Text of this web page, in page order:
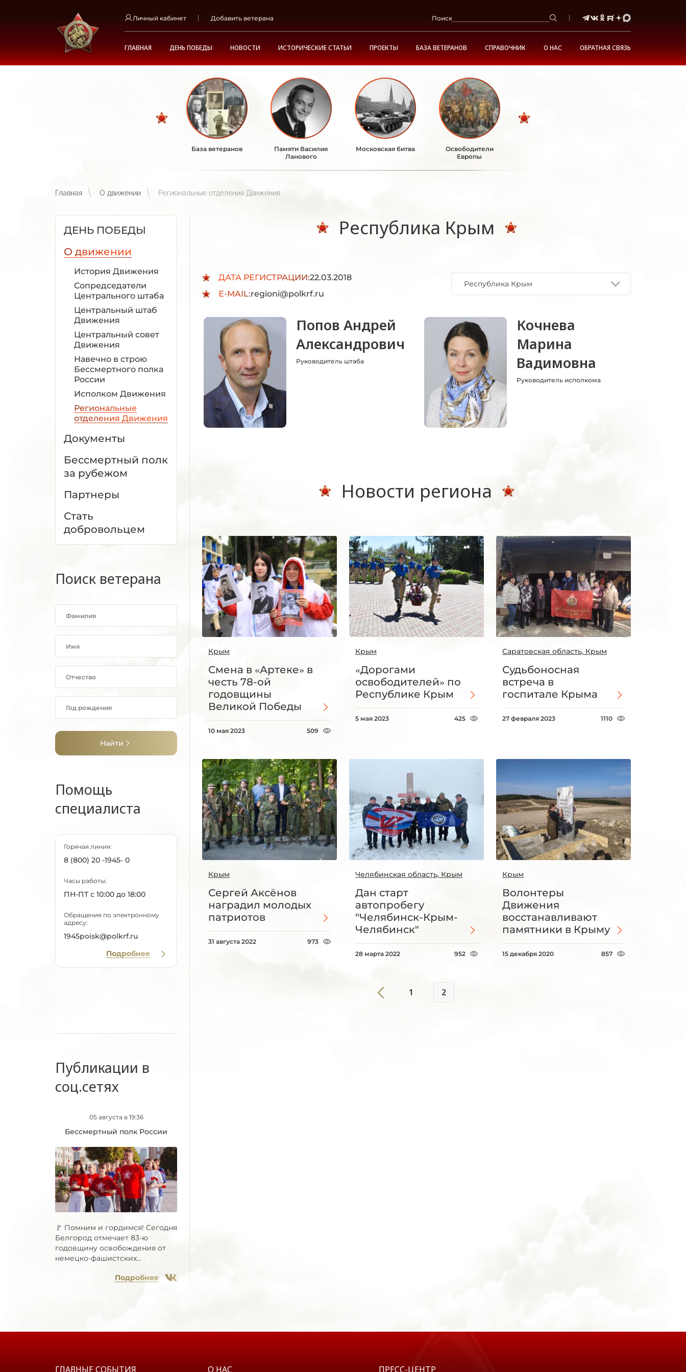
Личный кабинет Добавить ветерана Поиск
ГЛАВНАЯ ДЕНЬ ПОБЕДЫ НОВОСТИ ИСТОРИЧЕСКИЕ СТАТЬИ ПРОЕКТЫ БАЗА ВЕТЕРАНОВ СПРАВОЧНИК О НАС ОБРАТНАЯ СВЯЗЬ
База ветеранов
Памяти Василия
Ланового
Московская битва
Освободители
Европы
Главная О движении Региональные отделения Движения
ДЕНЬ ПОБЕДЫ
О движении
История Движения
Сопредседатели
Центрального штаба
Центральный штаб
Движения
Центральный совет
Движения
Навечно в строю
Бессмертного полка
России
Исполком Движения
Региональные
отделения Движения
Документы
Бессмертный полк
за рубежом
Партнеры
Стать
добровольцем
Поиск ветерана
Найти
Помощь
специалиста
Горячая линия:
8 (800) 20 -1945- 0
Часы работы:
ПН-ПТ с 10:00 до 18:00
Обращения по электронному
адресу:
1945poisk@polkrf.ru
Подробнее
Публикации в
соц.сетях
05 августа в 19:36
Бессмертный полк России
🚩 Помним и гордимся! Сегодня
Белгород отмечает 83-ю
годовщину освобождения от
немецко-фашистских...
Подробнее
Республика Крым
ДАТА РЕГИСТРАЦИИ:22.03.2018
E-MAIL:regioni@polkrf.ru
Республика Крым
Попов Андрей
Александрович
Руководитель штаба
Кочнева
Марина
Вадимовна
Руководитель исполкома
Новости региона
Крым
Смена в «Артеке» в
честь 78-ой
годовщины
Великой Победы
10 мая 2023 509
Крым
«Дорогами
освободителей» по
Республике Крым
5 мая 2023 425
Саратовская область, Крым
Судьбоносная
встреча в
госпитале Крыма
27 февраля 2023 1110
Крым
Сергей Аксёнов
наградил молодых
патриотов
31 августа 2022 973
Челябинская область, Крым
Дан старт
автопробегу
"Челябинск-Крым-
Челябинск"
28 марта 2022 952
Крым
Волонтеры
Движения
восстанавливают
памятники в Крыму
15 декабря 2020 857
1 2
ГЛАВНЫЕ СОБЫТИЯ О НАС ПРЕСС-ЦЕНТР